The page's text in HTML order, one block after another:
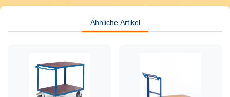
Ähnliche Artikel